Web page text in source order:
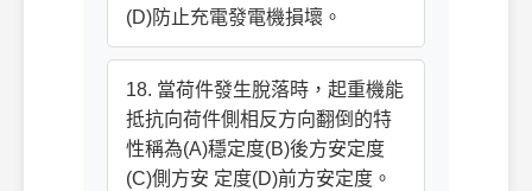
(D)防止充電發電機損壞。
18. 當荷件發生脫落時，起重機能
抵抗向荷件側相反方向翻倒的特
性稱為(A)穩定度(B)後方安定度
(C)側方安 定度(D)前方安定度。